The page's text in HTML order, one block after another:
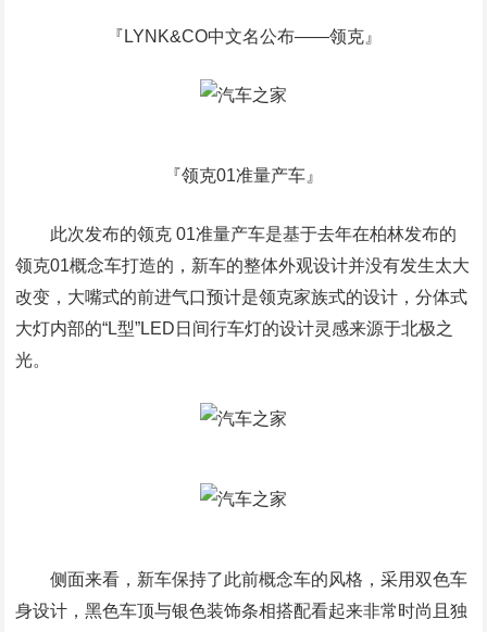
『LYNK&CO中文名公布——领克』
『领克01准量产车』
此次发布的领克 01准量产车是基于去年在柏林发布的
领克01概念车打造的，新车的整体外观设计并没有发生太大
改变，大嘴式的前进气口预计是领克家族式的设计，分体式
大灯内部的“L型”LED日间行车灯的设计灵感来源于北极之
光。
侧面来看，新车保持了此前概念车的风格，采用双色车
身设计，黑色车顶与银色装饰条相搭配看起来非常时尚且独